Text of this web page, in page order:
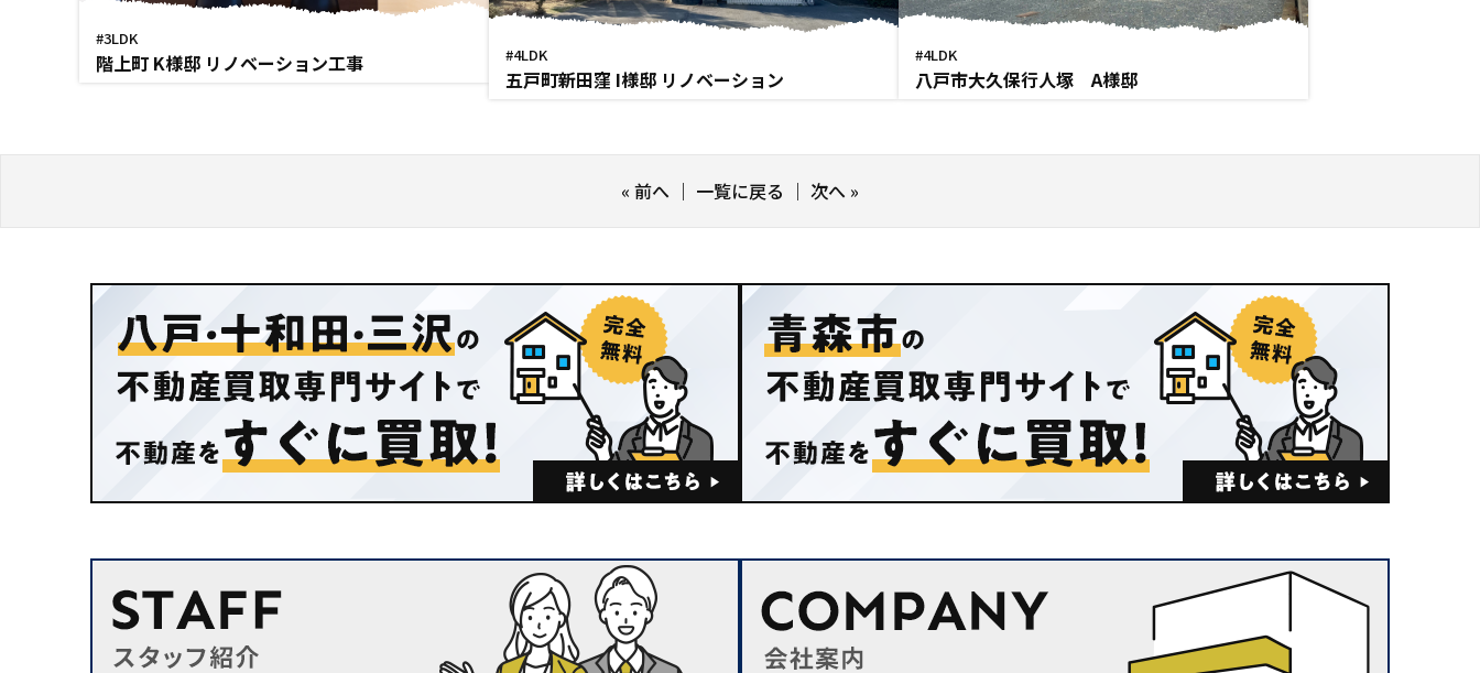
#3LDK
階上町 K様邸 リノベーション工事 #4LDK
五戸町新田窪 I様邸 リノベーション
#4LDK
八戸市大久保行人塚 A様邸
« 前へ ｜ 一覧に戻る ｜ 次へ »